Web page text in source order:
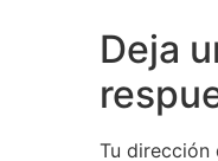
Deja
Tu dirección